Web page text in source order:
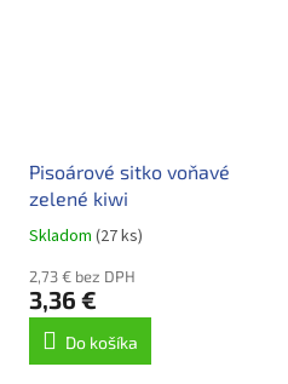
Pisoárové sitko voňavé
zelené kiwi
Skladom (27 ks)
2,73 € bez DPH
3,36 €
Do košíka